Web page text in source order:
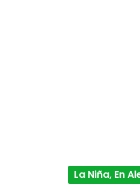
La Niña, En